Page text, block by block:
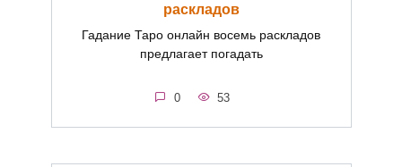
раскладов
Гадание Таро онлайн восемь раскладов
предлагает погадать
0 53